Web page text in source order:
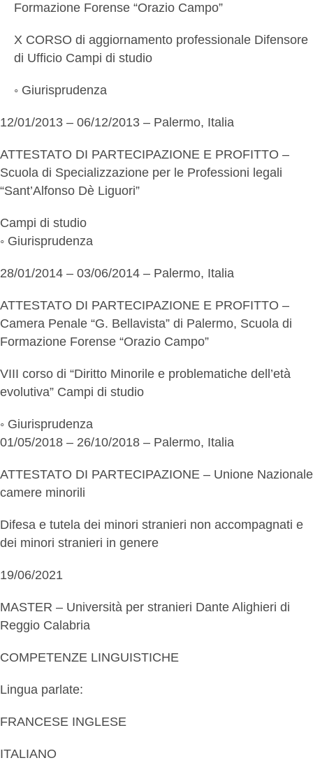
Formazione Forense “Orazio Campo”
X CORSO di aggiornamento professionale Difensore
di Ufficio Campi di studio
◦ Giurisprudenza
12/01/2013 – 06/12/2013 – Palermo, Italia
ATTESTATO DI PARTECIPAZIONE E PROFITTO –
Scuola di Specializzazione per le Professioni legali
“Sant’Alfonso Dè Liguori”
Campi di studio
◦ Giurisprudenza
28/01/2014 – 03/06/2014 – Palermo, Italia
ATTESTATO DI PARTECIPAZIONE E PROFITTO –
Camera Penale “G. Bellavista” di Palermo, Scuola di
Formazione Forense “Orazio Campo”
VIII corso di “Diritto Minorile e problematiche dell’età
evolutiva” Campi di studio
◦ Giurisprudenza
01/05/2018 – 26/10/2018 – Palermo, Italia
ATTESTATO DI PARTECIPAZIONE – Unione Nazionale
camere minorili
Difesa e tutela dei minori stranieri non accompagnati e
dei minori stranieri in genere
19/06/2021
MASTER – Università per stranieri Dante Alighieri di
Reggio Calabria
COMPETENZE LINGUISTICHE
Lingua parlate:
FRANCESE INGLESE
ITALIANO